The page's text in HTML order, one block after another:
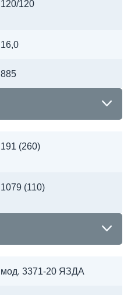
120/120
16,0
885
191 (260)
1079 (110)
мод. 3371-20 ЯЗДА